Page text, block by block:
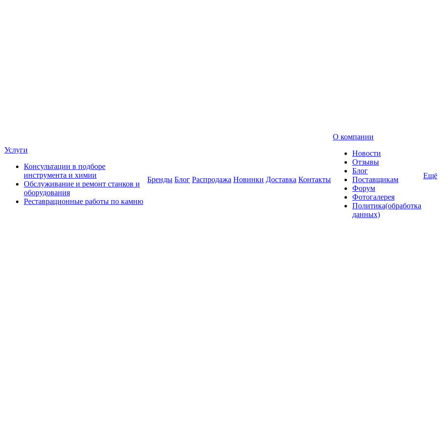
Услуги
Консультации в подборе
инструмента и химии
Обслуживание и ремонт станков и
оборудования
Реставрационные работы по камню
Бренды Блог Распродажа Новинки Доставка Контакты
О компании
Новости
Отзывы
Блог
Поставщикам
Форум
Фотогалерея
Политика(обработка
данных)
Ещё